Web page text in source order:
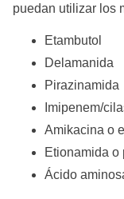
puedan utilizar los
Etambutol
Delamanida
Pirazinamida
Imipenem/
Amikacina o
Etionamida o
Ácido